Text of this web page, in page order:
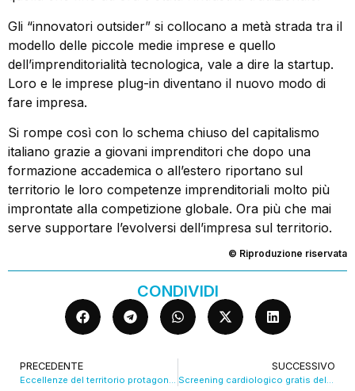
Gli “innovatori outsider” si collocano a metà strada tra il
modello delle piccole medie imprese e quello
dell’imprenditorialità tecnologica, vale a dire la startup.
Loro e le imprese plug-in diventano il nuovo modo di
fare impresa.
Si rompe così con lo schema chiuso del capitalismo
italiano grazie a giovani imprenditori che dopo una
formazione accademica o all’estero riportano sul
territorio le loro competenze imprenditoriali molto più
improntate alla competizione globale. Ora più che mai
serve supportare l’evolversi dell’impresa sul territorio.
© Riproduzione riservata
CONDIVIDI
PRECEDENTE SUCCESSIVO